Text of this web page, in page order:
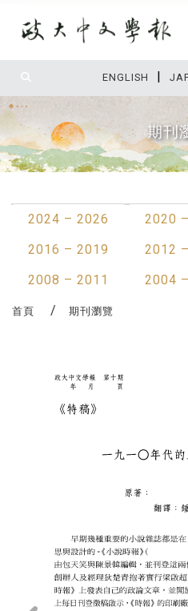
ENGLISH |
期刊
2024 – 2026
2020
2016 – 2019
2012
2008 – 2011
2004
首頁 期刊瀏覽